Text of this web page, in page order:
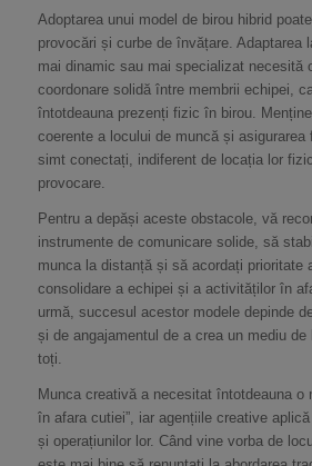
Adoptarea unui model de birou hibrid
provocări și curbe de învățare. Adaptarea
mai dinamic sau mai specializat necesită
coordonare solidă între membrii echipei,
întotdeauna prezenți fizic în birou.
coerente a locului de muncă și
simt conectați, indiferent de locația lor
provocare.
Pentru a depăși aceste obstacole, vă
instrumente de comunicare solide, să
munca la distanță și să acordați prioritate
consolidare a echipei și a activităților în
urmă, succesul acestor modele depinde
și de angajamentul de a crea un mediu
toți.
Munca creativă a necesitat întotdeauna o
în afara cutiei”, iar agențiile creative
și operațiunilor lor. Când vine vorba de